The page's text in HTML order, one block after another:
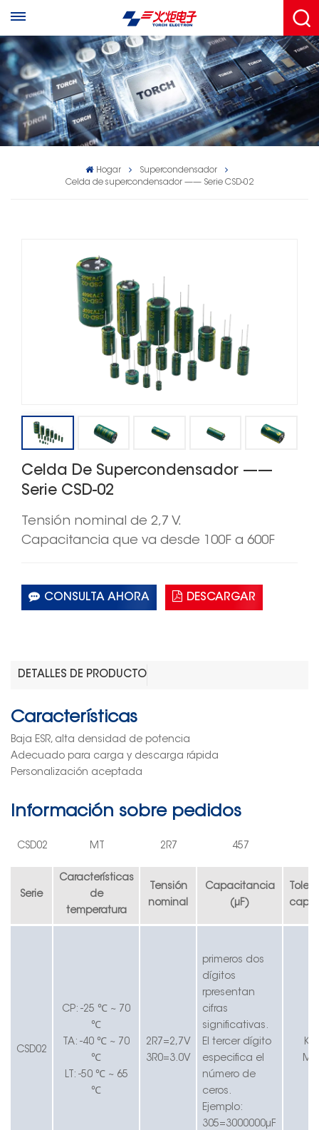
Hogar
Supercondensador
Celda de supercondensador —— Serie CSD-02
Celda De Supercondensador ——
Serie CSD-02
Tensión nominal de 2,7 V.
Capacitancia que va desde 100F a 600F
CONSULTA AHORA DESCARGAR
DETALLES DE PRODUCTO
Características
Baja ESR, alta densidad de potencia
Adecuado para carga y descarga rápida
Personalización aceptada
Información sobre pedidos
CSD02 MT 2R7 457
Serie
Características
de
temperatura
Tensión
nominal
Capacitancia
(μF)
CSD02
CP: -25 ℃ ~ 70
℃
TA: -40 ℃ ~ 70
℃
LT: -50 ℃ ~ 65
℃
2R7=2,7V
3R0=3.0V
primeros dos
dígitos
rpresentan
cifras
significativas.
El tercer dígito
especifica el
número de
ceros.
Ejemplo:
305=3000000μF